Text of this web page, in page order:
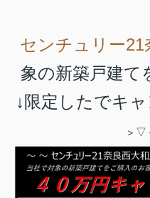
センチュリー21
象の新築戸建て
↓限定したでキ
＞▽